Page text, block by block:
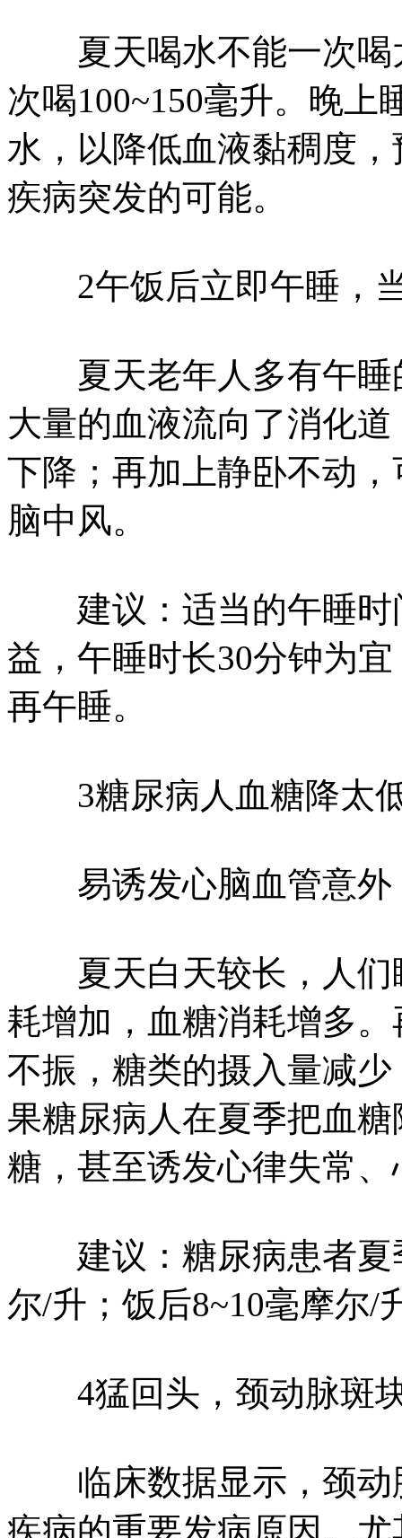
夏天喝水不能一次喝
次喝100~150毫升。晚上
水，以降低血液黏稠度
疾病突发的可能。
2午饭后立即午睡，
夏天老年人多有午睡
大量的血液流向了消化
下降；再加上静卧不动
脑中风。
建议：适当的午睡时
益，午睡时长30分钟为
再午睡。
3糖尿病人血糖降太
易诱发心脑血管意外
夏天白天较长，人们
耗增加，血糖消耗增多
不振，糖类的摄入量减
果糖尿病人在夏季把血
糖，甚至诱发心律失常
建议：糖尿病患者夏
尔/升；饭后8~10毫摩尔/
4猛回头，颈动脉斑
临床数据显示，颈动